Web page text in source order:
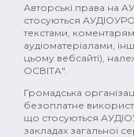
Авторські права на
стосуються
текстами,
аудіоматеріалами,
цьому вебсайті),
ОСВІТА".
Громадська
безоплатне
що стосуються
закладах загальної